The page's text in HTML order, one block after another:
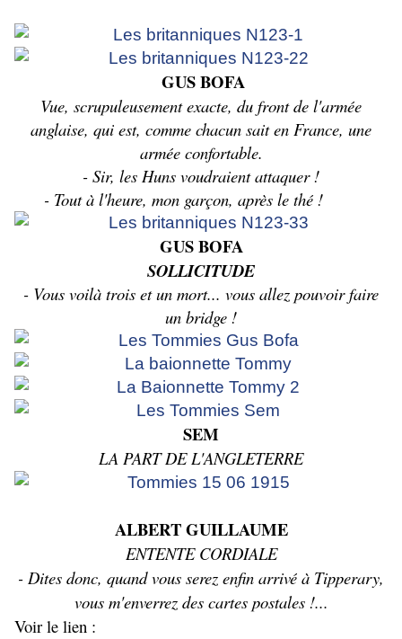
GUS BOFA
Vue, scrupuleusement exacte, du front de l'armée
anglaise, qui est, comme chacun sait en France, une
armée confortable.
- Sir, les Huns voudraient attaquer !
- Tout à l'heure, mon garçon, après le thé !
GUS BOFA
SOLLICITUDE
- Vous voilà trois et un mort... vous allez pouvoir faire
un bridge !
SEM
LA PART DE L'ANGLETERRE
ALBERT GUILLAUME
ENTENTE CORDIALE
- Dites donc, quand vous serez enfin arrivé à Tipperary,
vous m'enverrez des cartes postales !...
Voir le lien :